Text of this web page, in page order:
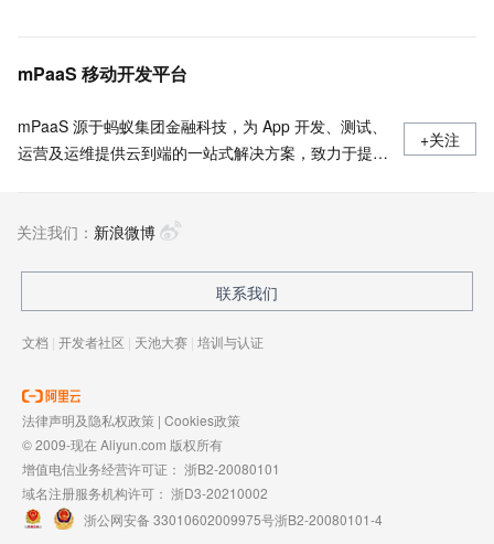
mPaaS 移动开发平台
mPaaS 源于蚂蚁集团金融科技，为 App 开发、测试、
运营及运维提供云到端的一站式解决方案，致力于提供
https://www.aliyun.com/product/mobilepaas/mpaas
+关注
关注我们： 新浪微博
联系我们
文档 | 开发者社区 | 天池大赛 | 培训与认证
法律声明及隐私权政策 | Cookies政策
© 2009-现在 Aliyun.com 版权所有
增值电信业务经营许可证： 浙B2-20080101
域名注册服务机构许可： 浙D3-20210002
浙公网安备 33010602009975号浙B2-20080101-4